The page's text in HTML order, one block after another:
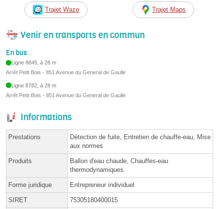
Trajet Waze Trajet Maps
Venir en transports en commun
En bus
Ligne 8845, à 28 m
Arrêt Petit Bois - 851 Avenue du General de Gaulle
Ligne 8782, à 28 m
Arrêt Petit Bois - 851 Avenue du General de Gaulle
Informations
Prestations
Détection de fuite, Entretien de chauffe-eau, Mise
aux normes
Produits
Ballon d'eau chaude, Chauffes-eau
thermodynamiques
Forme juridique Entrepreneur individuel
SIRET 75305180400015